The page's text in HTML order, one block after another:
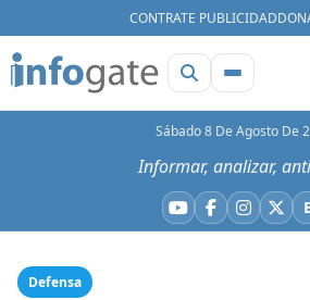
CONTRATE PUBLICIDAD
Sábado 8 De Agosto De
Informar, analizar,
YouTube
Facebook
X
Defensa